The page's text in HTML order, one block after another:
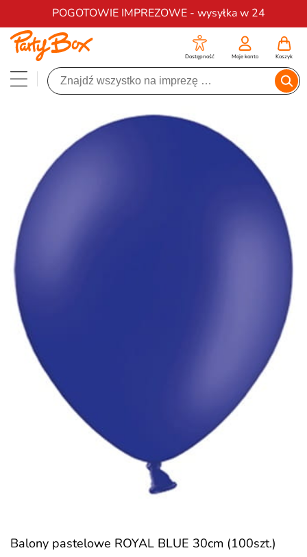
POGOTOWIE IMPREZOWE - wysyłka w 24
Darmowa dostawa na zamówienia od 200 zł
Dostępność Moje konto Koszyk
Balony pastelowe ROYAL BLUE 30cm (100szt.)